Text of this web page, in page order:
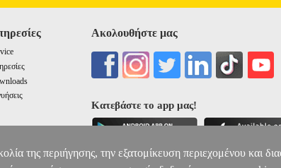
Ακολουθήστε μας
Κατεβάστε το app μας!
της περιήγησης, την εξατομίκευση περιεχομένου και